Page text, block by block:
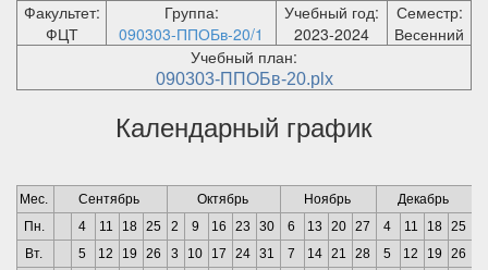
Факультет:
ФЦТ
Группа:
090303-ППОБв-20/1
Учебный год:
2023-2024
Семестр:
Весенний
Учебный план:
090303-ППОБв-20.plx
Календарный график
Мес. Сентябрь Октябрь Ноябрь
Декабрь
Пн.
4 11 18 25 2 9 16 23 30 6 13 20 27 4 11 18 25
Вт.
5 12 19 26 3 10 17 24 31 7 14 21 28 5 12 19 26